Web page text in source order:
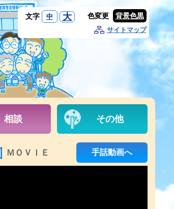
文字 中 大 色変更 背景色黒
サイトマップ
相談 その他
ＭＯＶＩＥ 手話動画へ